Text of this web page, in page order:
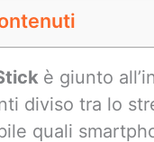
è giunto
diviso tra lo
quali